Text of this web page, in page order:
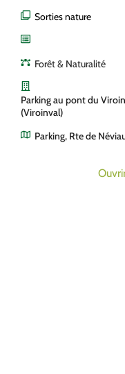
Sorties nature
Forêt & Naturalité
Parking au pont du
(Viroinval)
Parking, Rte de